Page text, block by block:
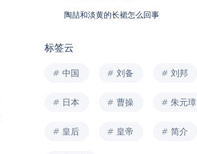
陶喆和淡黄的长裙怎么回事
标签云
中国 刘备 刘邦
日本 曹操 朱元璋
皇后 皇帝 简介